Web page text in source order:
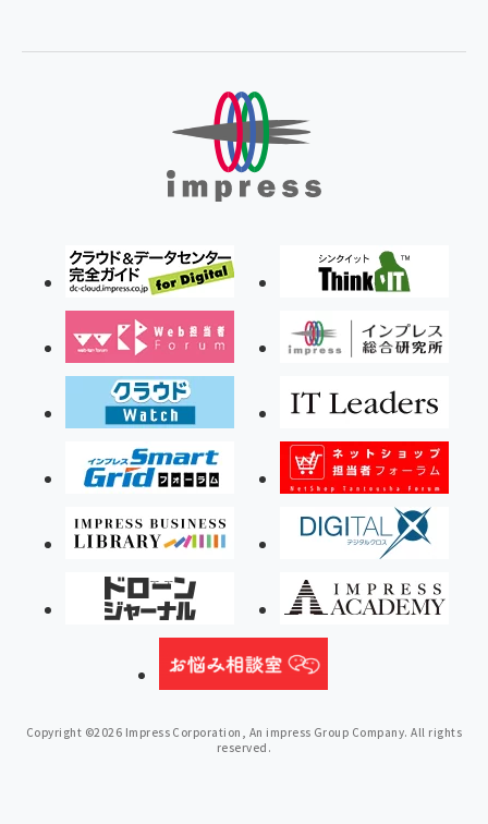
Copyright ©2026 Impress Corporation, An impress Group Company. All rights
reserved.